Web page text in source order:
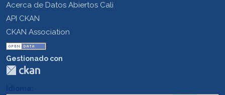
Acerca de Datos Abiertos Cali
API CKAN
CKAN Association
Gestionado con